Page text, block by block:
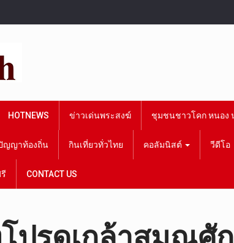
HOTNEWS ข่าวเด่นพระสงฆ์ ชุมชนชาวโคก หนอง
ญญาท้องถิ่น กินเที่ยวทั่วไทย คอลัมนิสต์ วีดีโอ
CONTACT US